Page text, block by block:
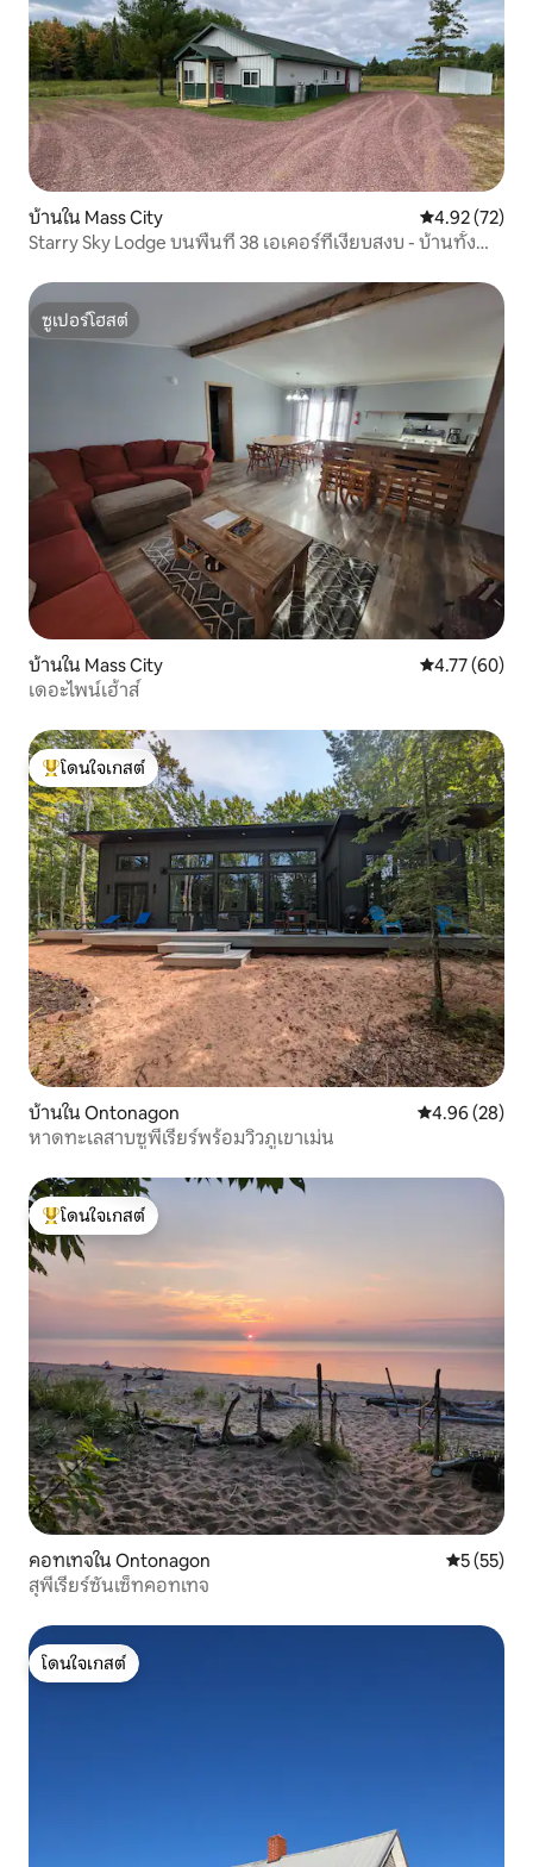
บ้านใน Mass City คะแนนเฉลี่ย
4.92 (72)
Starry Sky Lodge บนพื้นที่ 38 เอเคอร์ที่เงียบสงบ - บ้านทั้ง
ซูเปอร์โฮสต์
ซูเปอร์โฮสต์
บ้านใน Mass City คะแนนเฉลี่ย
4.77 (60)
เดอะไพน์เฮ้าส์
โดนใจเกสต์ที่สุด
โดนใจเกสต์
บ้านใน Ontonagon คะแนนเฉลี่ย
4.96 (28)
หาดทะเลสาบซูพีเรียร์พร้อมวิวภูเขาเม่น
โดนใจเกสต์ที่สุด
โดนใจเกสต์
คอทเทจใน Ontonagon คะแนนเฉลี่
5 (55)
สุพีเรียร์ซันเซ็ทคอทเทจ
โดนใจเกสต์
โดนใจเกสต์